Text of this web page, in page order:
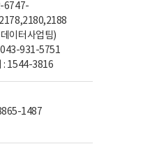
6747-
이터사업팀)
043-931-5751
: 1544-3816
1487